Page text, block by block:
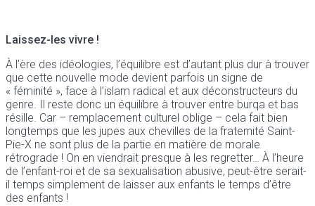
Laissez-les vivre !
À l’ère des idéologies, l’équilibre est d’autant plus dur à trouver
que cette nouvelle mode devient parfois un signe de
« féminité », face à l’islam radical et aux déconstructeurs du
genre. Il reste donc un équilibre à trouver entre burqa et bas
résille. Car – remplacement culturel oblige – cela fait bien
longtemps que les jupes aux chevilles de la fraternité Saint-
Pie-X ne sont plus de la partie en matière de morale
rétrograde ! On en viendrait presque à les regretter… À l’heure
de l’enfant-roi et de sa sexualisation abusive, peut-être serait-
il temps simplement de laisser aux enfants le temps d’être
des enfants !